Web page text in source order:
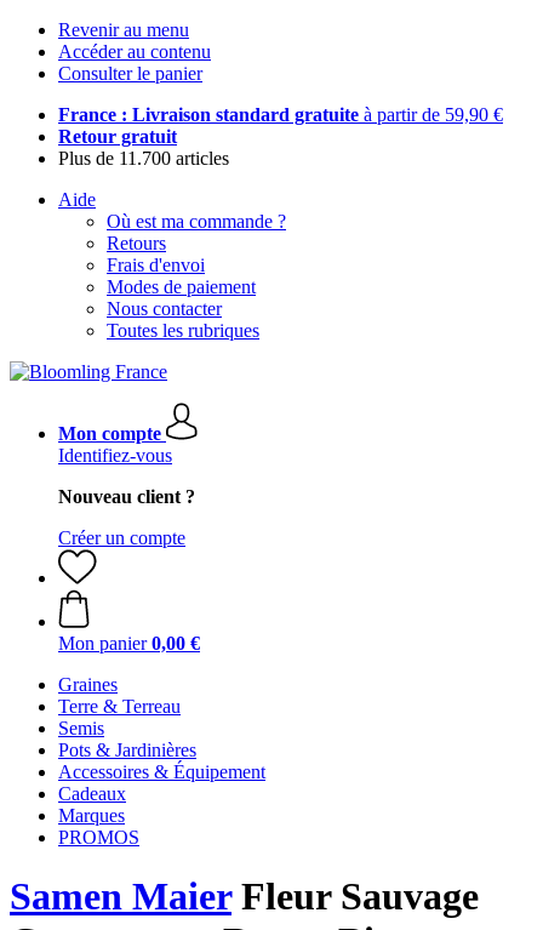
Revenir au menu
Accéder au contenu
Consulter le panier
France : Livraison standard gratuite à partir de 59,90 €
Retour gratuit
Plus de 11.700 articles
Aide
Où est ma commande ?
Retours
Frais d'envoi
Modes de paiement
Nous contacter
Toutes les rubriques
Mon compte
Identifiez-vous
Nouveau client ?
Créer un compte
Mon panier 0,00 €
Graines
Terre & Terreau
Semis
Pots & Jardinières
Accessoires & Équipement
Cadeaux
Marques
PROMOS
Samen MaierFleur Sauvage